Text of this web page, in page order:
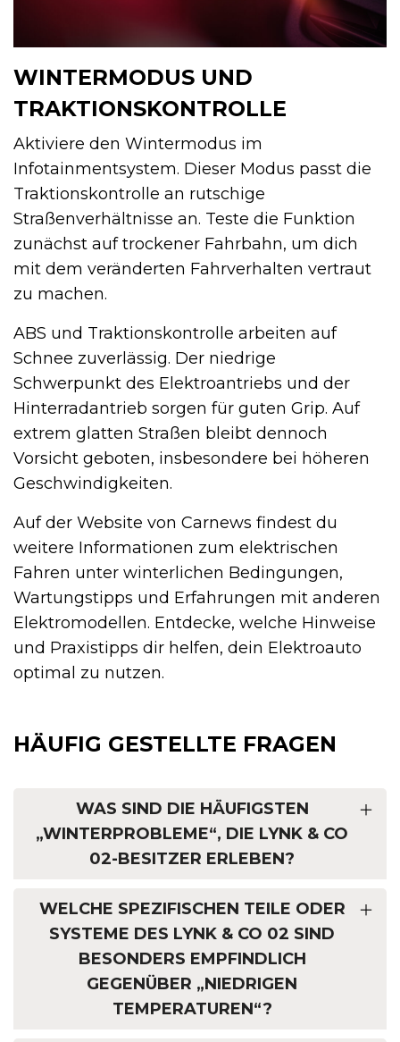
WINTERMODUS UND
TRAKTIONSKONTROLLE
Aktiviere den Wintermodus im
Infotainmentsystem. Dieser Modus passt die
Traktionskontrolle an rutschige
Straßenverhältnisse an. Teste die Funktion
zunächst auf trockener Fahrbahn, um dich
mit dem veränderten Fahrverhalten vertraut
zu machen.
ABS und Traktionskontrolle arbeiten auf
Schnee zuverlässig. Der niedrige
Schwerpunkt des Elektroantriebs und der
Hinterradantrieb sorgen für guten Grip. Auf
extrem glatten Straßen bleibt dennoch
Vorsicht geboten, insbesondere bei höheren
Geschwindigkeiten.
Auf der Website von Carnews findest du
weitere Informationen zum elektrischen
Fahren unter winterlichen Bedingungen,
Wartungstipps und Erfahrungen mit anderen
Elektromodellen. Entdecke, welche Hinweise
und Praxistipps dir helfen, dein Elektroauto
optimal zu nutzen.
HÄUFIG GESTELLTE FRAGEN
WAS SIND DIE HÄUFIGSTEN
„WINTERPROBLEME“, DIE LYNK & CO
02-BESITZER ERLEBEN?
WELCHE SPEZIFISCHEN TEILE ODER
SYSTEME DES LYNK & CO 02 SIND
BESONDERS EMPFINDLICH
GEGENÜBER „NIEDRIGEN
TEMPERATUREN“?